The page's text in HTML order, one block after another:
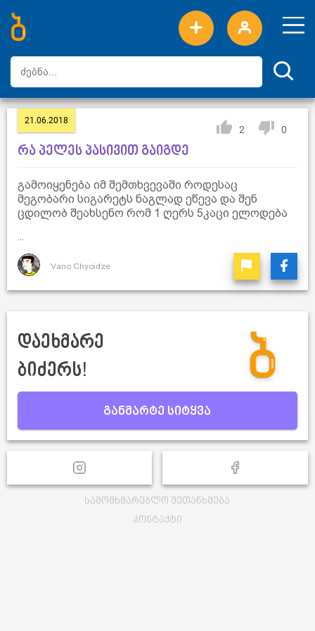
ახალი სიტყვები
ტოპ სიტყვები
დღის ტოპ სიტყვები
ტოპ მომხმარებლები
21.06.2018
2 0
რა პელეს პასივით გაიგდე
გამოიყენება იმ შემთხვევაში როდესაც
მეგობარი სიგარეტს ნაგლად ეწევა და შენ
ცდილობ შეახსენო რომ 1 ღერს 5კაცი ელოდება
Vano Chyoidze
დაეხმარე
ბიძერს!
განმარტე სიტყვა
სამომხმარებლო შეთანხმება
კონტაქტი